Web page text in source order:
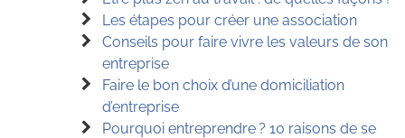
Les étapes pour créer une association
Conseils pour faire vivre les valeurs de son
entreprise
Faire le bon choix d’une domiciliation
d’entreprise
Pourquoi entreprendre ? 10 raisons de se